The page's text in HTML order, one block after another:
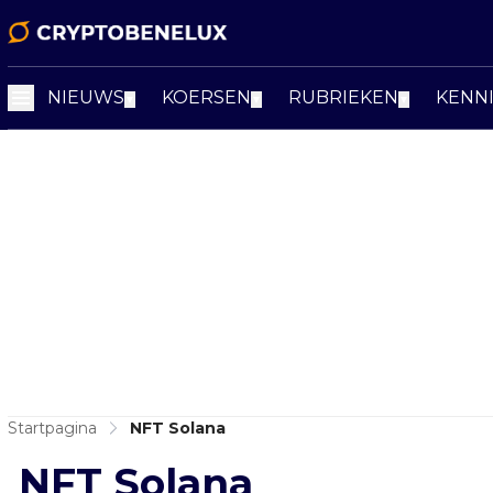
NIEUWS KOERSEN RUBRIEKEN
Startpagina NFT Solana
NFT Solana